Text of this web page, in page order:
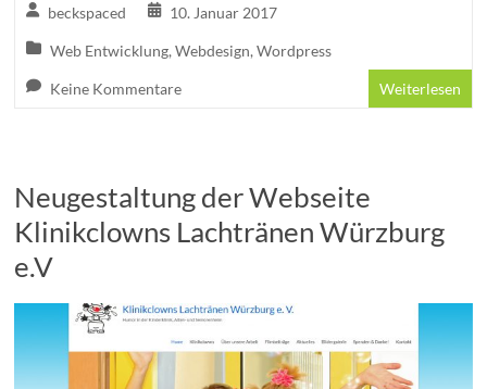
beckspaced 10. Januar 2017
Web Entwicklung,Webdesign,Wordpress
Keine Kommentare Weiterlesen
Neugestaltung der Webseite
Klinikclowns Lachtränen Würzburg
e.V